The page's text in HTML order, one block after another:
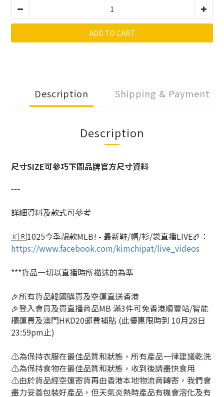
ADD TO CART
Description Shipping & Payment
Description
尺寸SIZE可參巧下圖品牌官方尺寸資料
---
詳細資料及款式可參考
🇰🇷1025今季靚款MLB! - 最新鞋/帽/衫/袋直播LIVE🏈 ：
https://www.facebook.com/kimchipat/live_videos
***貨品一切以直播時所描述的為準
🎉所有貨品韓國購買及空運直送香港
🎉登入會員及買直播商品MB 滿3件可免香港順豐站/智能
櫃運費及澳門HKD20郵費補貼 (此優惠限時到 10月28日
23:59pm止)
⚠️為保持衣服在最佳品質和狀態，所有產品一律建議乾洗
⚠️為保持食物在最佳品質和狀態，收到後請盡快食用
⚠️由於貨品經空運寄貨再由香港本地物流商轉寄，我們會
盡力妥善包裝好產品，但天氣炎熱時產品有機會溶化及有